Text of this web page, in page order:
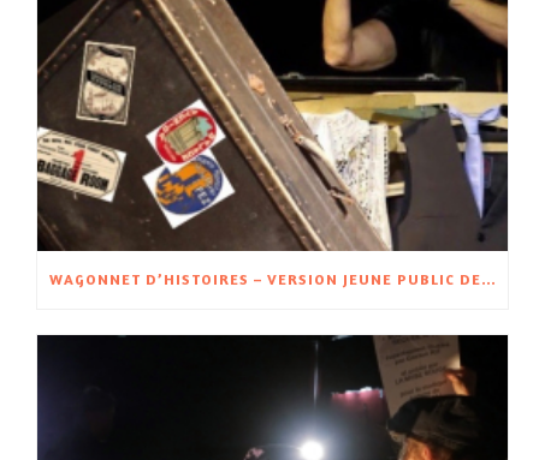
WAGONNET D’HISTOIRES – VERSION JEUNE PUBLIC DE WAGON D’HISTOIRES – À PARTIR DE 5 ANS